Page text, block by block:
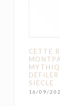
CETTE
SIÈCLE
16/09/